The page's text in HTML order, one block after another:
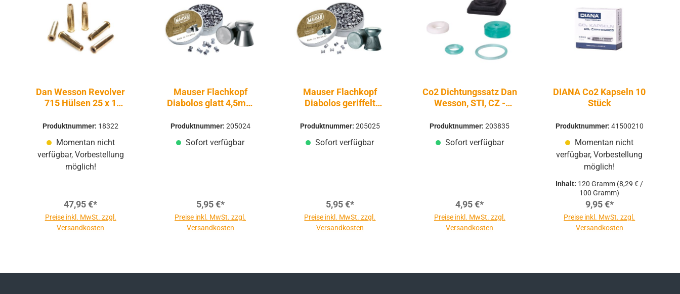
Dan Wesson Revolver
715 Hülsen 25 x 1
Druckluft Co2
Produktnummer: 18322
Momentan nicht
verfügbar, Vorbestellung
möglich!
47,95 €*
Preise inkl. MwSt. zzgl.
Versandkosten
Mauser Flachkopf
Diabolos glatt 4,5mm
Produktnummer: 205024
Sofort verfügbar
5,95 €*
Preise inkl. MwSt. zzgl.
Versandkosten
Mauser Flachkopf
Diabolos geriffelt
Produktnummer: 205025
Sofort verfügbar
5,95 €*
Preise inkl. MwSt. zzgl.
Versandkosten
Co2 Dichtungssatz Dan
Wesson, STI, CZ -
Produktnummer:203835
Sofort verfügbar
4,95 €*
Preise inkl. MwSt. zzgl.
Versandkosten
DIANA Co2 Kapseln 10
Stück
Produktnummer: 41500210
Momentan nicht
verfügbar, Vorbestellung
möglich!
Inhalt: 120 Gramm (8,29 € /
100 Gramm)
9,95 €*
Preise inkl. MwSt. zzgl.
Versandkosten